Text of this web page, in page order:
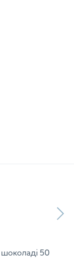
шоколаді 50